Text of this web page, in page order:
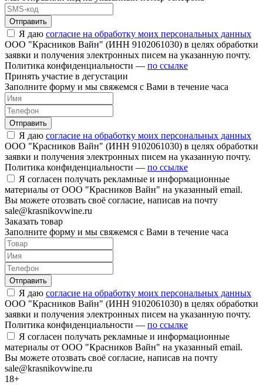
Отправить
Я даю согласие на обработку моих персональных данных
ООО "Красников Вайн" (ИНН 9102061030) в целях обработки
заявки и получения электронных писем на указанную почту.
Политика конфиденциальности — по ссылке
Принять участие в дегустации
Заполните форму и мы свяжемся с Вами в течение часа
Отправить
Я даю согласие на обработку моих персональных данных
ООО "Красников Вайн" (ИНН 9102061030) в целях обработки
заявки и получения электронных писем на указанную почту.
Политика конфиденциальности — по ссылке
Я согласен получать рекламные и информационные
материалы от ООО "Красников Вайн" на указанный email.
Вы можете отозвать своё согласие, написав на почту
sale@krasnikovwine.ru
Заказать товар
Заполните форму и мы свяжемся с Вами в течение часа
Отправить
Я даю согласие на обработку моих персональных данных
ООО "Красников Вайн" (ИНН 9102061030) в целях обработки
заявки и получения электронных писем на указанную почту.
Политика конфиденциальности — по ссылке
Я согласен получать рекламные и информационные
материалы от ООО "Красников Вайн" на указанный email.
Вы можете отозвать своё согласие, написав на почту
sale@krasnikovwine.ru
18+